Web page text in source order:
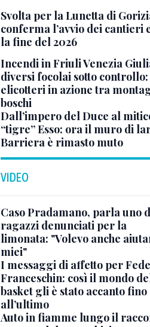
Svolta per la Lunetta di
conferma l’avvio dei cantieri
la fine del 2026
Incendi in Friuli Venezia
diversi focolai sotto controllo:
elicotteri in azione tra
boschi
Dall’impero del Duce al
“tigre” Esso: ora il muro di
Barriera è rimasto muto
VIDEO
Caso Pradamano, parla uno
ragazzi denunciati per la
limonata: "Volevo anche
miei"
I messaggi di affetto per
Franceschin: così il mondo
basket gli è stato accanto fino
all’ultimo
Auto in fiamme lungo il